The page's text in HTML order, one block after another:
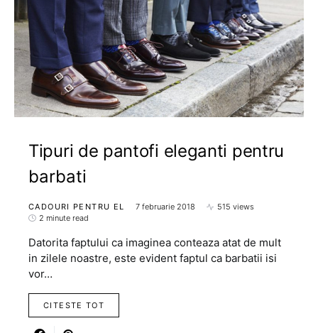
Tipuri de pantofi eleganti pentru
barbati
CADOURI PENTRU EL 7 februarie 2018
515 views
2 minute read
Datorita faptului ca imaginea conteaza atat de mult
in zilele noastre, este evident faptul ca barbatii isi
vor…
CITESTE TOT